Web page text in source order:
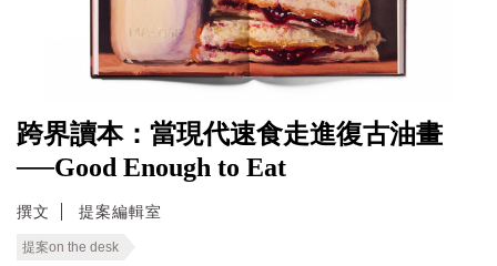
跨界讀本：當現代速食走進復古油畫
──Good Enough to Eat
撰文 提案編輯室
提案on the desk